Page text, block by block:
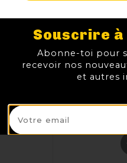
Souscrire
Abonne-toi pour
recevoir nos
et autres